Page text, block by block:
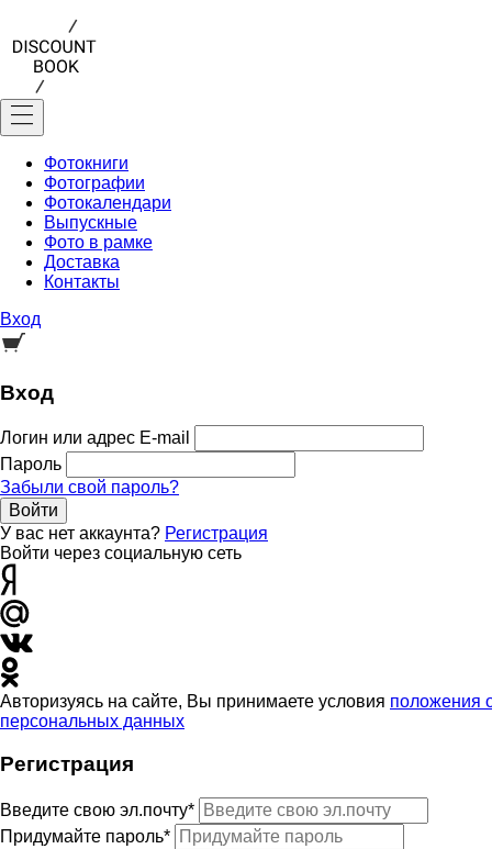
Фотокниги
Фотографии
Фотокалендари
Выпускные
Фото в рамке
Доставка
Контакты
Вход
Вход
Логин или адрес E-mail
Пароль
Забыли свой пароль?
Войти
У вас нет аккаунта? Регистрация
Войти через социальную сеть
Авторизуясь на сайте, Вы принимаете условия положения
персональных данных
Регистрация
Введите свою эл.почту*
Придумайте пароль*